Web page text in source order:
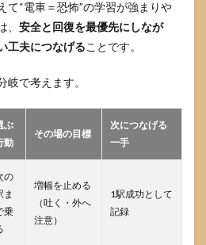
て“電車＝恐怖”の学習が強まりや
安全と回復を最優先にしなが
工夫につなげることです。
岐で考えます。
ぶ
動
その場の目標
次につなげる
一手
の
ま
乗
増幅を止める
（吐く・外へ
注意）
1駅成功として
記録